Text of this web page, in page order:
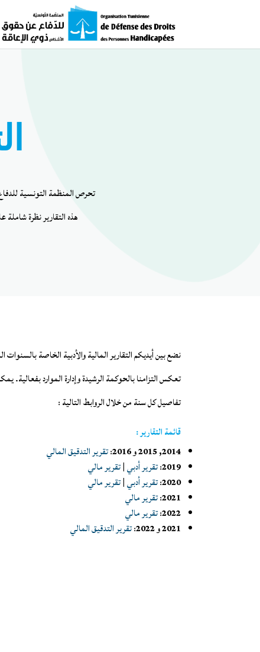
تحرص المنظمة التونسية
هذه التقارير نظرة
نضع بين أيديكم التقارير المالية والأدبية الخاصة بالسنوات
تعكس التزامنا بالحوكمة الرشيدة وإدارة الموارد بفعالية.
تفاصيل كل سنة من خلال الروابط التالية :
قائمة التقارير :
2014, 2015 و 2016
:تقرير التدقيق المالي
2019
:تقرير أدبي|تقرير مالي
2020
:تقرير أدبي|تقرير مالي
2021
:تقرير مالي
2022
:تقرير مالي
2021 و 2022
:تقرير التدقيق المالي